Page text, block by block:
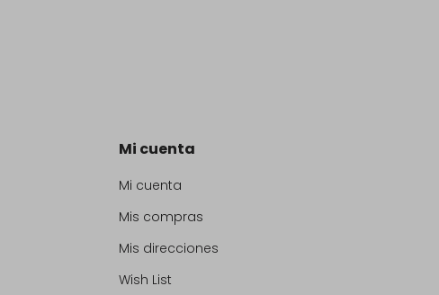
Mi cuenta
Mi cuenta
Mis compras
Mis direcciones
Wish List